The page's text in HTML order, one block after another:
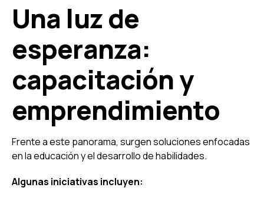
Una luz de
esperanza:
capacitación y
emprendimiento
Frente a este panorama, surgen soluciones enfocadas
en la educación y el desarrollo de habilidades.
Algunas iniciativas incluyen: